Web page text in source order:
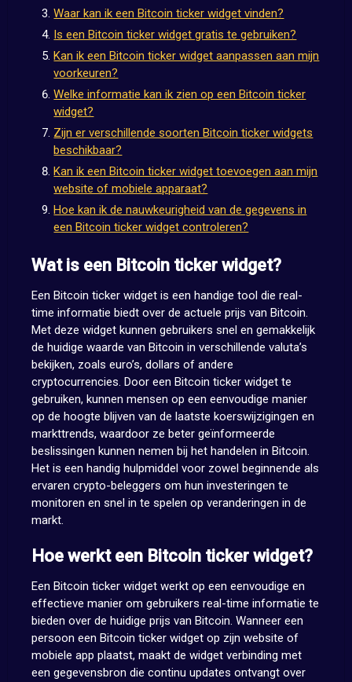
Waar kan ik een Bitcoin ticker widget vinden?
Is een Bitcoin ticker widget gratis te gebruiken?
Kan ik een Bitcoin ticker widget aanpassen aan mijn
voorkeuren?
Welke informatie kan ik zien op een Bitcoin ticker
widget?
Zijn er verschillende soorten Bitcoin ticker widgets
beschikbaar?
Kan ik een Bitcoin ticker widget toevoegen aan mijn
website of mobiele apparaat?
Hoe kan ik de nauwkeurigheid van de gegevens in
een Bitcoin ticker widget controleren?
Wat is een Bitcoin ticker widget?
Een Bitcoin ticker widget is een handige tool die real-
time informatie biedt over de actuele prijs van Bitcoin.
Met deze widget kunnen gebruikers snel en gemakkelijk
de huidige waarde van Bitcoin in verschillende valuta’s
bekijken, zoals euro’s, dollars of andere
cryptocurrencies. Door een Bitcoin ticker widget te
gebruiken, kunnen mensen op een eenvoudige manier
op de hoogte blijven van de laatste koerswijzigingen en
markttrends, waardoor ze beter geïnformeerde
beslissingen kunnen nemen bij het handelen in Bitcoin.
Het is een handig hulpmiddel voor zowel beginnende als
ervaren crypto-beleggers om hun investeringen te
monitoren en snel in te spelen op veranderingen in de
markt.
Hoe werkt een Bitcoin ticker widget?
Een Bitcoin ticker widget werkt op een eenvoudige en
effectieve manier om gebruikers real-time informatie te
bieden over de huidige prijs van Bitcoin. Wanneer een
persoon een Bitcoin ticker widget op zijn website of
mobiele app plaatst, maakt de widget verbinding met
een gegevensbron die continu updates ontvangt over